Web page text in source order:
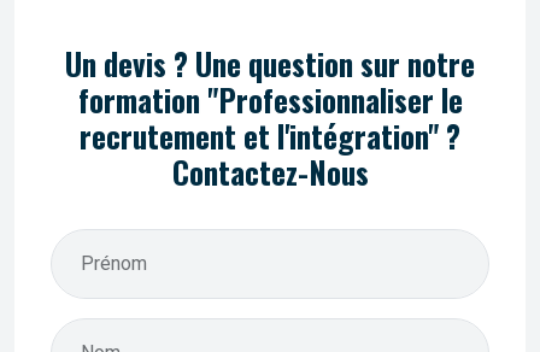
Un devis ? Une question sur notre
formation "Professionnaliser le
recrutement et l'intégration" ?
Contactez-Nous
Prénom